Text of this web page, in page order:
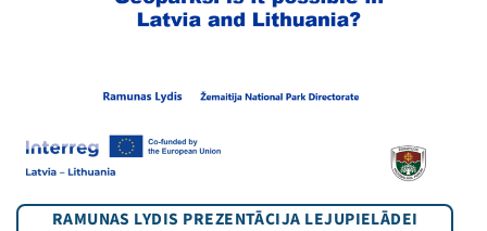
RAMUNAS LYDIS PREZENTĀCIJA LEJUPIELĀDEI